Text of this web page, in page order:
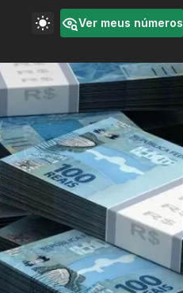
Ver meus números